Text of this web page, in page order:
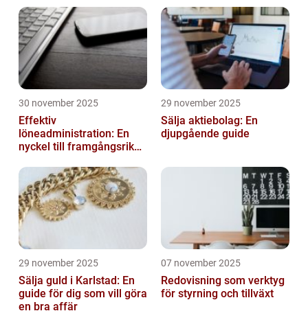
30 november 2025
Effektiv
löneadministration: En
nyckel till framgångsrika
29 november 2025
Sälja aktiebolag: En
djupgående guide
29 november 2025
Sälja guld i Karlstad: En
guide för dig som vill göra
en bra affär
07 november 2025
Redovisning som verktyg
för styrning och tillväxt